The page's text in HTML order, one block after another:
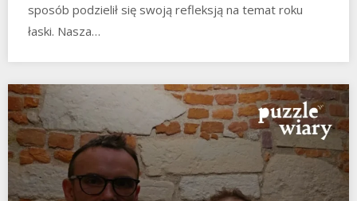
sposób podzielił się swoją refleksją na temat roku
łaski. Nasza…